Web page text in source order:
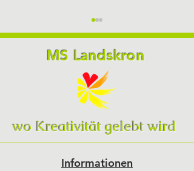
Schülerin des Monats
April
MS Landskron
wo Kreativität gelebt wird
Informationen